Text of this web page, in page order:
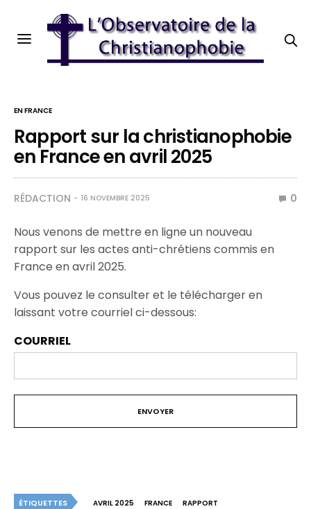
EN FRANCE
Rapport sur la christianophobie
en France en avril 2025
RÉDACTION 16 NOVEMBRE 2025 0
Nous venons de mettre en ligne un nouveau
rapport sur les actes anti-chrétiens commis en
France en avril 2025.
Vous pouvez le consulter et le télécharger en
laissant votre courriel ci-dessous:
COURRIEL
ÉTIQUETTES AVRIL 2025 FRANCE RAPPORT